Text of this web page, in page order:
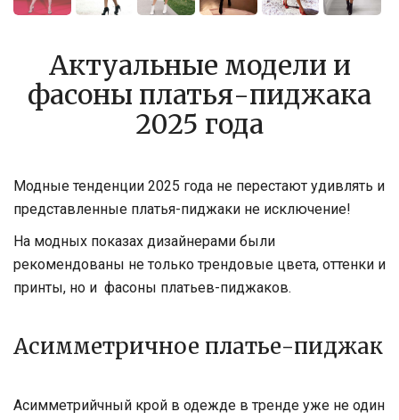
Актуальные модели и
фасоны платья-пиджака
2025 года
Модные тенденции 2025 года не перестают удивлять и
представленные платья-пиджаки не исключение!
На модных показах дизайнерами были
рекомендованы не только трендовые цвета, оттенки и
принты, но и фасоны платьев-пиджаков.
Асимметричное платье-пиджак
Асимметрийчный крой в одежде в тренде уже не один